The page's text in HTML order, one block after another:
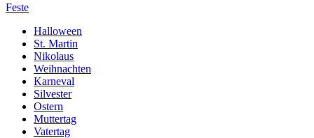
Feste
Halloween
St. Martin
Nikolaus
Weihnachten
Karneval
Silvester
Ostern
Muttertag
Vatertag